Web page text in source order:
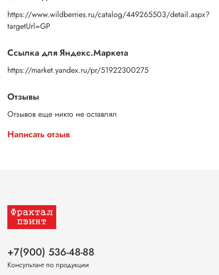
https://www.wildberries.ru/catalog/449265503/detail.aspx?
targetUrl=GP
Ссылка для Яндекс.Маркета
https://market.yandex.ru/pr/51922300275
Отзывы
Отзывов еще никто не оставлял
Написать отзыв
+7(900) 536-48-88
Консультант по продукции